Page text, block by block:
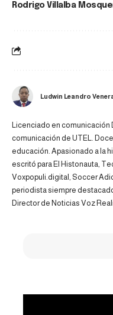
Rodrigo Villalba
Ludwin Leandro
Licenciado en comunicación
comunicación de UTEL.
educación. Apasionado a la
escritó para El Histonauta,
Voxpopuli.digital, Soccer
periodista siempre
Director de Noticias Voz